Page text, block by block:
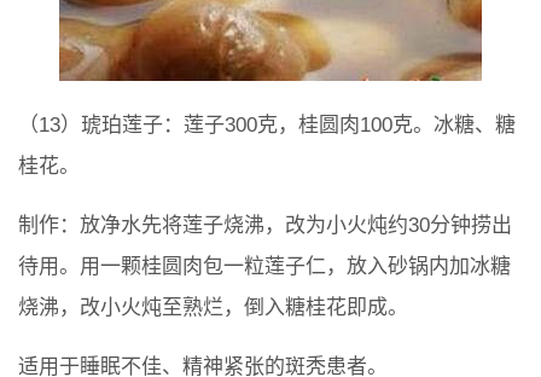
（13）琥珀莲子：莲子300克，桂圆肉100克。冰糖、糖
桂花。
制作：放净水先将莲子烧沸，改为小火炖约30分钟捞出
待用。用一颗桂圆肉包一粒莲子仁，放入砂锅内加冰糖
烧沸，改小火炖至熟烂，倒入糖桂花即成。
适用于睡眠不佳、精神紧张的斑秃患者。